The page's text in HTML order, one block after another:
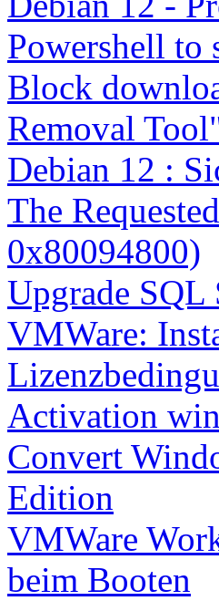
Powershell to
Block
Removal
Debian 12 :
The
0x80094800)
Upgrade SQL
VMWare:
Activation
Convert
Edition
VMWare
beim Booten